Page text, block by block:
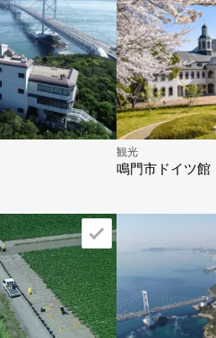
観光
鳴門市ドイツ館